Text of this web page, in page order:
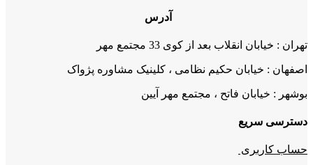
آدرس
تهران : خیابان انقلاب بعد از کوی 33 مجتمع مهر
اصفهان : خیابان حکیم نظامی ، کلینیک مشاوره پژواک
بوشهر : خیابان فاتح ، مجتمع مهر آیین
دسترسی سریع
حساب کاربری